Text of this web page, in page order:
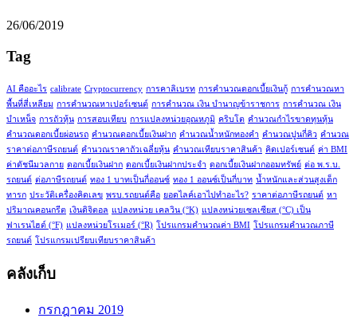
26/06/2019
Tag
AI คืออะไร calibrate Cryptocurrency การคาลิเบรท การคำนวณดอกเบี้ยเงินกู้ การคำนวณหา
พื้นที่สี่เหลียม การคำนวณหาเปอร์เซนต์ การคำนวณ เงิน บำนาญข้าราชการ การคำนวณ เงิน
บำเหน็จ การถัวหุ้น การสอบเทียบ การแปลงหน่วยอุณหภูมิ คริบโต คำนวณกำไรขาดทุนหุ้น
คำนวณดอกเบี้ยผ่อนรถ คำนวณดอกเบี้ยเงินฝาก คำนวณน้ำหนักทองคำ คำนวณปูนกี่คิว คำนวณ
ราคาต่อภาษีรถยนต์ คำนวณราคาถัวเฉลี่ยหุ้น คำนวณเทียบราคาสินค้า คิดเปอร์เซนต์ ค่า BMI
ค่าดัชนีมวลกาย ดอกเบี้ยเงินฝาก ดอกเบี้ยเงินฝากประจำ ดอกเบี้ยเงินฝากออมทรัพย์ ต่อ พ.ร.บ.
รถยนต์ ต่อภาษีรถยนต์ ทอง 1 บาทเป็นกี่ออนซ์ ทอง 1 ออนซ์เป็นกี่บาท น้ำหนักและส่วนสูงเด็ก
ทารก ประวัติเครื่องคิดเลข พรบ.รถยนต์คือ ยอดไลค์เอาไปทำอะไร? ราคาต่อภาษีรถยนต์ หา
ปริมาณคอนกรีต เงินดิจิตอล แปลงหน่วย เคลวิน (°K) แปลงหน่วยเซลเซียส (°C) เป็น
ฟาเรนไฮต์ (°F) แปลงหน่วยโรเมอร์ (°R) โปรแกรมคำนวณค่า BMI โปรแกรมคำนวณภาษี
รถยนต์ โปรแกรมเปรียบเทียบราคาสินค้า
คลังเก็บ
กรกฎาคม 2019